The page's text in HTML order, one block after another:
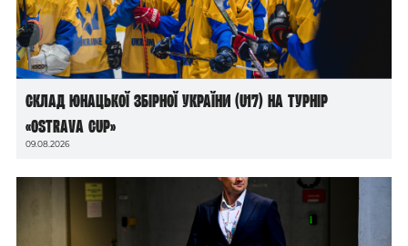
Склад юнацької збірної України (U17) на турнір
«Ostrava Cup»
09.08.2026